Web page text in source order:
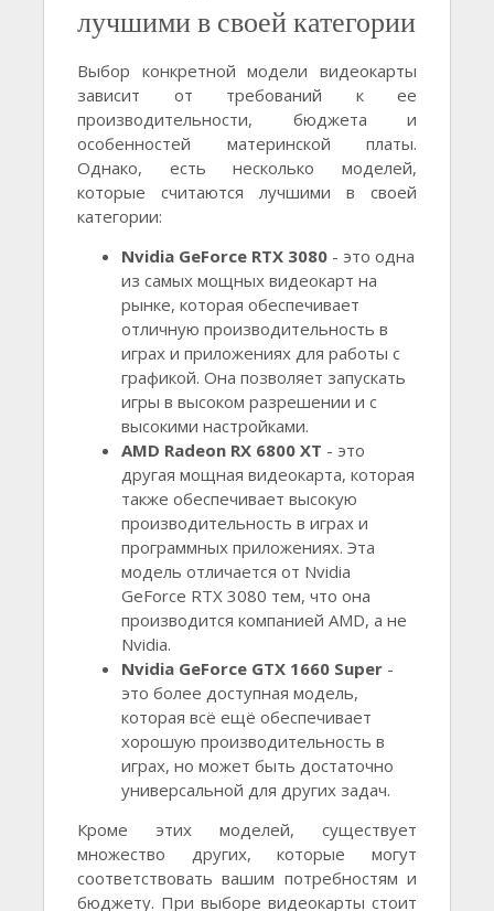
лучшими в своей категории
Выбор конкретной модели видеокарты
зависит от требований к ее
производительности, бюджета и
особенностей материнской платы.
Однако, есть несколько моделей,
которые считаются лучшими в своей
категории:
Nvidia GeForce RTX 3080 - это одна
из самых мощных видеокарт на
рынке, которая обеспечивает
отличную производительность в
играх и приложениях для работы с
графикой. Она позволяет запускать
игры в высоком разрешении и с
высокими настройками.
AMD Radeon RX 6800 XT - это
другая мощная видеокарта, которая
также обеспечивает высокую
производительность в играх и
программных приложениях. Эта
модель отличается от Nvidia
GeForce RTX 3080 тем, что она
производится компанией AMD, а не
Nvidia.
Nvidia GeForce GTX 1660 Super -
это более доступная модель,
которая всё ещё обеспечивает
хорошую производительность в
играх, но может быть достаточно
универсальной для других задач.
Кроме этих моделей, существует
множество других, которые могут
соответствовать вашим потребностям и
бюджету. При выборе видеокарты стоит